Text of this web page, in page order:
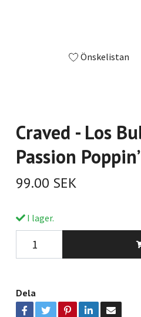
Önskelistan
Craved - Los
Passion
99.00 SEK
I lager.
Dela